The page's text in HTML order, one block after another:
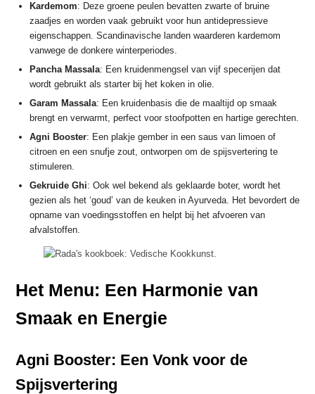
Kardemom: Deze groene peulen bevatten zwarte of bruine
zaadjes en worden vaak gebruikt voor hun antidepressieve
eigenschappen. Scandinavische landen waarderen kardemom
vanwege de donkere winterperiodes.
Pancha Massala: Een kruidenmengsel van vijf specerijen dat
wordt gebruikt als starter bij het koken in olie.
Garam Massala: Een kruidenbasis die de maaltijd op smaak
brengt en verwarmt, perfect voor stoofpotten en hartige gerechten.
Agni Booster: Een plakje gember in een saus van limoen of
citroen en een snufje zout, ontworpen om de spijsvertering te
stimuleren.
Gekruide Ghi: Ook wel bekend als geklaarde boter, wordt het
gezien als het ‘goud’ van de keuken in Ayurveda. Het bevordert de
opname van voedingsstoffen en helpt bij het afvoeren van
afvalstoffen.
Het Menu: Een Harmonie van
Smaak en Energie
Agni Booster: Een Vonk voor de
Spijsvertering